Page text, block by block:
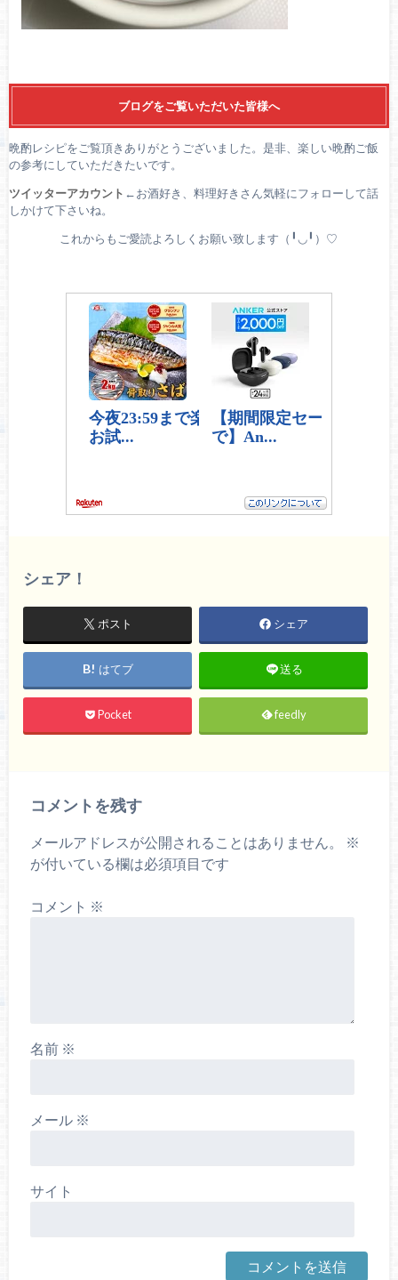
ブログをご覧いただいた皆様へ
晩酌レシピをご覧頂きありがとうございました。是非、楽しい晩酌ご飯
の参考にしていただきたいです。
ツイッターアカウント ←お酒好き、料理好きさん気軽にフォローして話
しかけて下さいね。
これからもご愛読よろしくお願い致します（╹◡╹）♡
シェア！
ポスト シェア
はてブ 送る
Pocket feedly
コメントを残す
メールアドレスが公開されることはありません。
※
が付いている欄は必須項目です
コメント ※
名前 ※
メール ※
サイト